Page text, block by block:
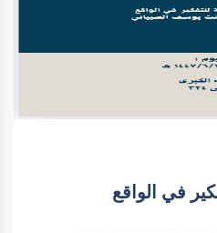
في الواقع